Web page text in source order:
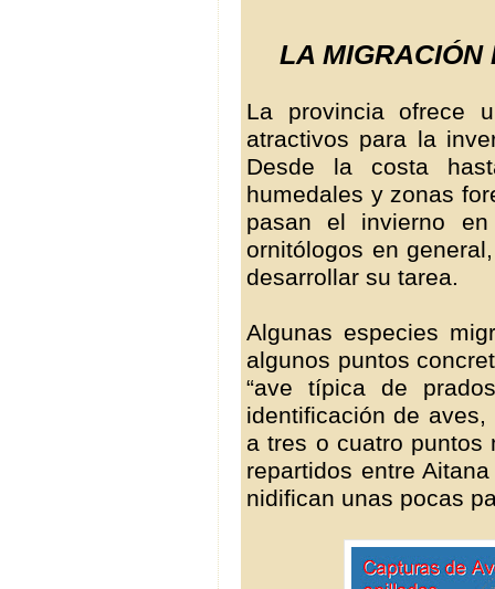
LA MIGRACIÓN
La provincia ofrece
atractivos para la
Desde la costa
humedales y zonas
pasan el invierno
ornitólogos en
desarrollar su tarea.
Algunas especies
algunos puntos
“ave típica de
identificación de
a tres o cuatro puntos
repartidos entre
nidifican unas pocas